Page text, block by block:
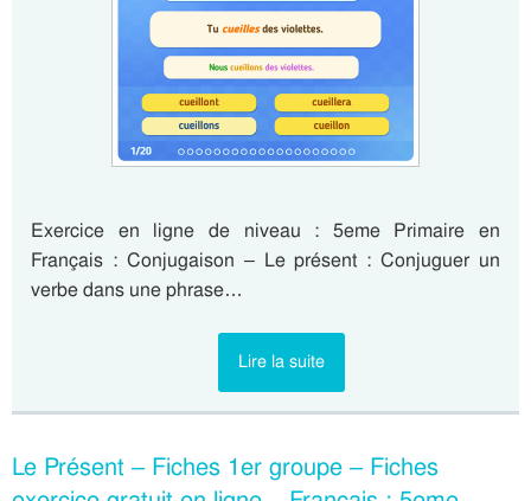
Exercice en ligne de niveau : 5eme Primaire en
Français : Conjugaison – Le présent : Conjuguer un
verbe dans une phrase…
Lire la suite
Le Présent – Fiches 1er groupe – Fiches